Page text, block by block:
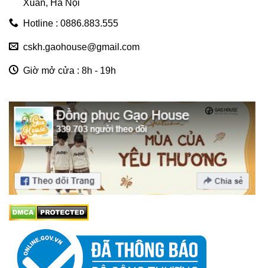
Xuân, Hà Nội
Hotline : 0886.883.555
cskh.gaohouse@gmail.com
Giờ mở cửa : 8h - 19h